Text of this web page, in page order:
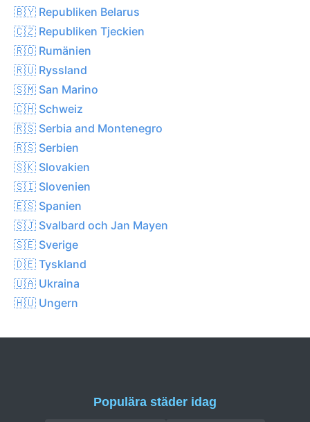
🇧🇾 Republiken Belarus
🇨🇿 Republiken Tjeckien
🇷🇴 Rumänien
🇷🇺 Ryssland
🇸🇲 San Marino
🇨🇭 Schweiz
🇷🇸 Serbia and Montenegro
🇷🇸 Serbien
🇸🇰 Slovakien
🇸🇮 Slovenien
🇪🇸 Spanien
🇸🇯 Svalbard och Jan Mayen
🇸🇪 Sverige
🇩🇪 Tyskland
🇺🇦 Ukraina
🇭🇺 Ungern
Populära städer idag